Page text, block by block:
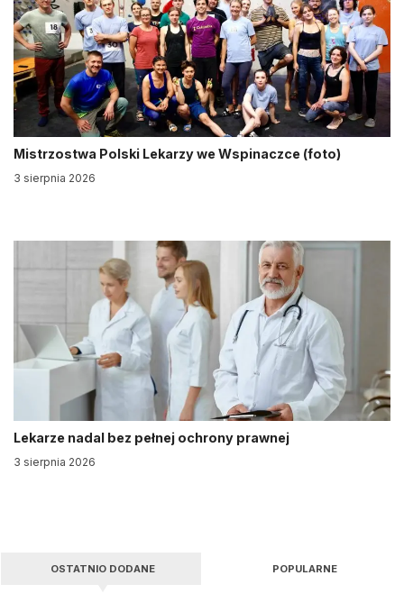
Mistrzostwa Polski Lekarzy we Wspinaczce (foto)
3 sierpnia 2026
Lekarze nadal bez pełnej ochrony prawnej
3 sierpnia 2026
OSTATNIO DODANE POPULARNE